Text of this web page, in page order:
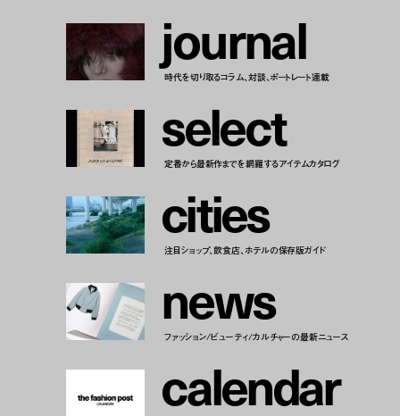
journal
時代を切り取るコラム、対談、ポートレート連載
select
定番から最新作までを網羅するアイテムカタログ
cities
注目ショップ、飲食店、ホテルの保存版ガイド
news
ファッション/ビューティ/カルチャーの最新ニュース
calendar